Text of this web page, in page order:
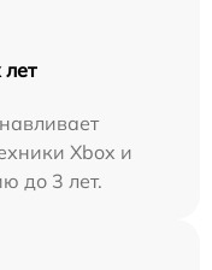
Xbox и
до 3 лет.